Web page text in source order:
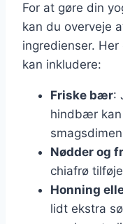
For at gøre din
kan du overveje
ingredienser.
kan inkludere:
Friske bær:
hindbær kan
Nødder og
chiafrø
Honning
lidt ekstra